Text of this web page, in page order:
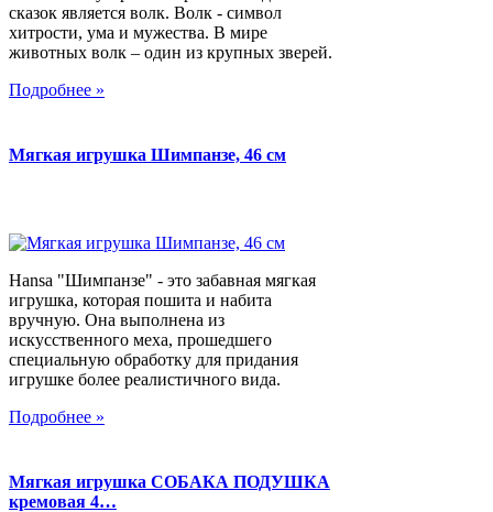
сказок является волк. Волк - символ
хитрости, ума и мужества. В мире
животных волк – один из крупных зверей.
Подробнее »
Мягкая игрушка Шимпанзе, 46 см
Hansa "Шимпанзе" - это забавная мягкая
игрушка, которая пошита и набита
вручную. Она выполнена из
искусственного меха, прошедшего
специальную обработку для придания
игрушке более реалистичного вида.
Подробнее »
Мягкая игрушка СОБАКА ПОДУШКА
кремовая 4…